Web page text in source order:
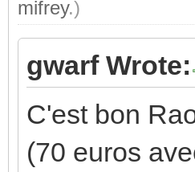
mifrey.)
gwarf Wrote:
C'est bon
(70 euros